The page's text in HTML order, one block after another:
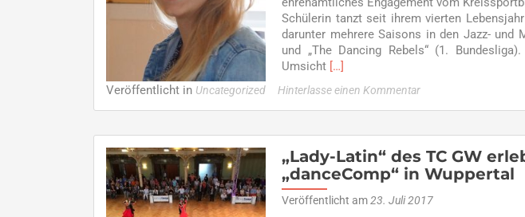
Schülerin tanzt seit ihrem vierten
darunter mehrere Saisons in den Jazz- und
und „The Dancing Rebels“ (1.
Umsicht Read
about
Junges
Auszeichnung
für
Hanna
Kamp
[…]
Veröffentlicht in Uncategorized Hinterlasse einen Kommentar
„Lady-Latin“ des TC GW
„danceComp“ in Wuppertal
Veröffentlicht am23. Juli 2017